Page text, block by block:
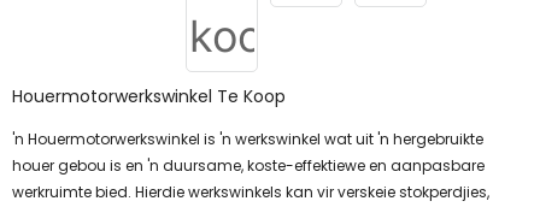
Houermotorwerkswinkel Te Koop
'n Houermotorwerkswinkel is 'n werkswinkel wat uit 'n hergebruikte
houer gebou is en 'n duursame, koste-effektiewe en aanpasbare
werkruimte bied. Hierdie werkswinkels kan vir verskeie stokperdjies,